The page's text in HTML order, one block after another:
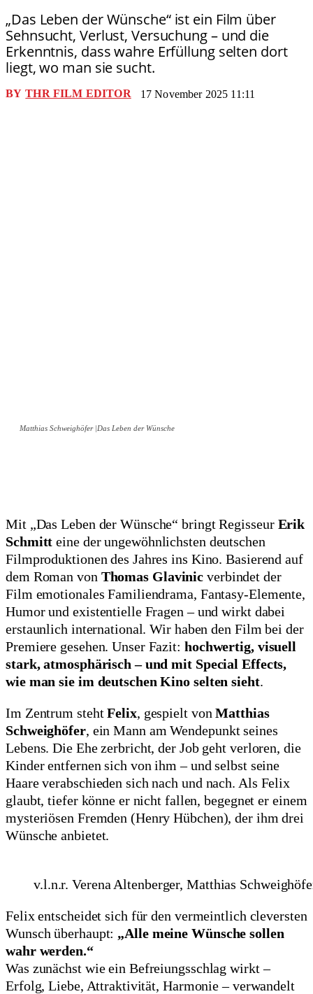
„Das Leben der Wünsche“ ist ein Film über
Sehnsucht, Verlust, Versuchung – und die
Erkenntnis, dass wahre Erfüllung selten dort
liegt, wo man sie sucht.
BY THR FILM EDITOR 17 November 2025 11:11
Matthias Schweighöfer |Das Leben der Wünsche
Mit „Das Leben der Wünsche“ bringt Regisseur Erik
Schmitt eine der ungewöhnlichsten deutschen
Filmproduktionen des Jahres ins Kino. Basierend auf
dem Roman von Thomas Glavinic verbindet der
Film emotionales Familiendrama, Fantasy-Elemente,
Humor und existentielle Fragen – und wirkt dabei
erstaunlich international. Wir haben den Film bei der
Premiere gesehen. Unser Fazit: hochwertig, visuell
stark, atmosphärisch – und mit Special Effects,
wie man sie im deutschen Kino selten sieht.
Im Zentrum stehtFelix, gespielt vonMatthias
Schweighöfer, ein Mann am Wendepunkt seines
Lebens. Die Ehe zerbricht, der Job geht verloren, die
Kinder entfernen sich von ihm – und selbst seine
Haare verabschieden sich nach und nach. Als Felix
glaubt, tiefer könne er nicht fallen, begegnet er einem
mysteriösen Fremden (Henry Hübchen), der ihm drei
Wünsche anbietet.
v.l.n.r. Verena Altenberger, Matthias
Felix entscheidet sich für den vermeintlich cleversten
Wunsch überhaupt: „Alle meine Wünsche sollen
wahr werden.“
Was zunächst wie ein Befreiungsschlag wirkt –
Erfolg, Liebe, Attraktivität, Harmonie – verwandelt